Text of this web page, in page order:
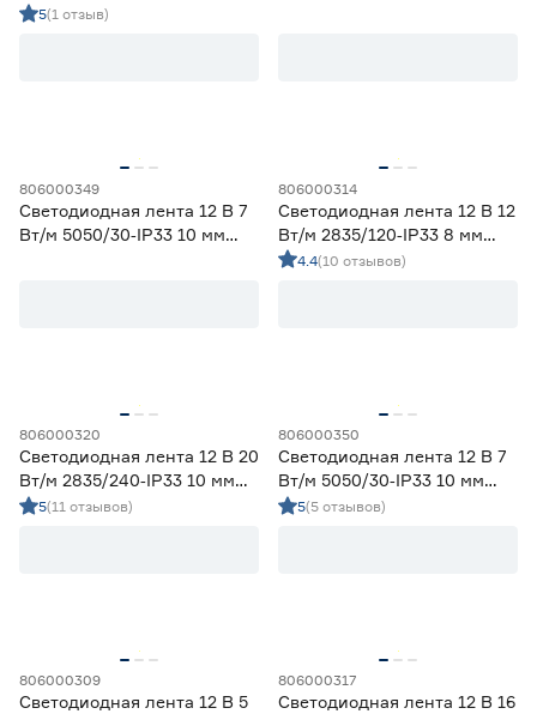
мультиколор 5 м Geniled
5(1 отзыв)
806000349
Светодиодная лента 12 В 7
Вт/м 5050/30‑IP33 10 мм
806000314
Светодиодная лента 12 В 12
Вт/м 2835/120‑IP33 8 мм
дневной 5 м Geniled
4.4(10 отзывов)
806000320
Светодиодная лента 12 В 20
Вт/м 2835/240‑IP33 10 мм
дневной 5 м Geniled
5(11 отзывов)
806000350
Светодиодная лента 12 В 7
Вт/м 5050/30‑IP33 10 мм
мультиколор 5 м Geniled
5(5 отзывов)
806000309
Светодиодная лента 12 В 5
806000317
Светодиодная лента 12 В 16